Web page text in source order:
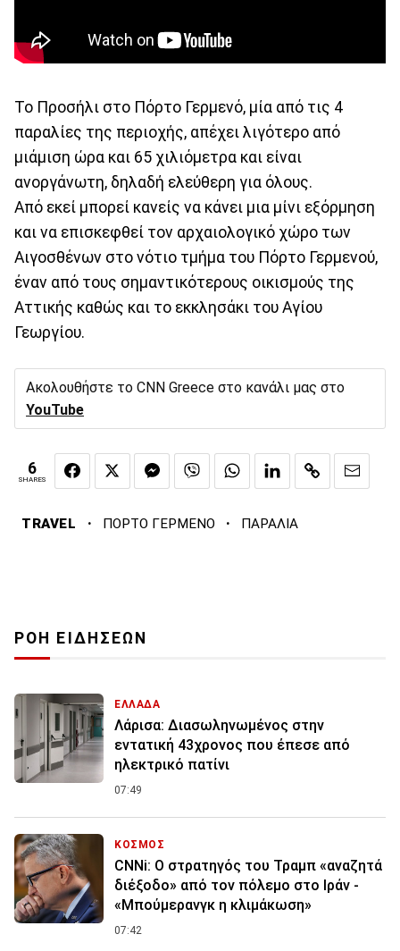
Το Προσήλι στο Πόρτο Γερμενό, μία από τις 4
παραλίες της περιοχής, απέχει λιγότερο από
μιάμιση ώρα και 65 χιλιόμετρα και είναι
ανοργάνωτη, δηλαδή ελεύθερη για όλους.
Από εκεί μπορεί κανείς να κάνει μια μίνι εξόρμηση
και να επισκεφθεί τον αρχαιολογικό χώρο των
Αιγοσθένων στο νότιο τμήμα του Πόρτο Γερμενού,
έναν από τους σημαντικότερους οικισμούς της
Αττικής καθώς και το εκκλησάκι του Αγίου
Γεωργίου.
Ακολουθήστε το CNN Greece στο κανάλι μας στο
YouTube
6
SHARES
TRAVEL · ΠΟΡΤΟ ΓΕΡΜΕΝΟ · ΠΑΡΑΛΙΑ
ΡΟΗ ΕΙΔΗΣΕΩΝ
ΕΛΛΑΔΑ
Λάρισα: Διασωληνωμένος στην
εντατική 43χρονος που έπεσε από
ηλεκτρικό πατίνι
07:49
ΚΟΣΜΟΣ
CNNi: Ο στρατηγός του Τραμπ «αναζητά
διέξοδο» από τον πόλεμο στο Ιράν -
«Μπούμερανγκ η κλιμάκωση»
07:42